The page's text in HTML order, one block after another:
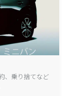
、乗り捨てなど